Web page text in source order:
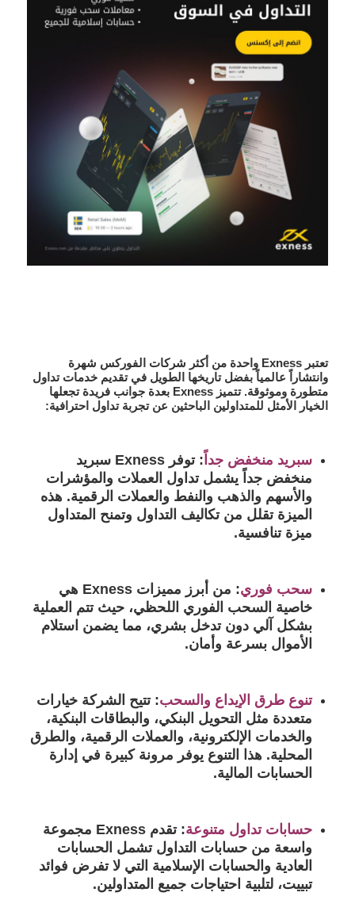
تعتبر Exness واحدة من أكثر شركات الفوركس شهرة
وانتشاراً عالمياً بفضل تاريخها الطويل في تقديم خدمات تداول
متطورة وموثوقة. تتميز Exness بعدة جوانب فريدة تجعلها
الخيار الأمثل للمتداولين الباحثين عن تجربة تداول احترافية:
سبريد منخفض جداً :
توفر Exness سبريد
منخفض جداً يشمل تداول العملات والمؤشرات
والأسهم والذهب والنفط والعملات الرقمية. هذه
الميزة تقلل من تكاليف التداول وتمنح المتداول
ميزة تنافسية.
سحب فوري:
من أبرز مميزات Exness هي
خاصية السحب الفوري اللحظي، حيث تتم العملية
بشكل آلي دون تدخل بشري، مما يضمن استلام
الأموال بسرعة وأمان.
تنوع طرق الإيداع والسحب: تتيح الشركة خيارات
متعددة مثل التحويل البنكي، والبطاقات البنكية،
والخدمات الإلكترونية، والعملات الرقمية، والطرق
المحلية. هذا التنوع يوفر مرونة كبيرة في إدارة
الحسابات المالية.
حسابات تداول متنوعة:
تقدم Exness مجموعة
واسعة من حسابات التداول تشمل الحسابات
العادية والحسابات الإسلامية التي لا تفرض فوائد
تبييت، لتلبية احتياجات جميع المتداولين.